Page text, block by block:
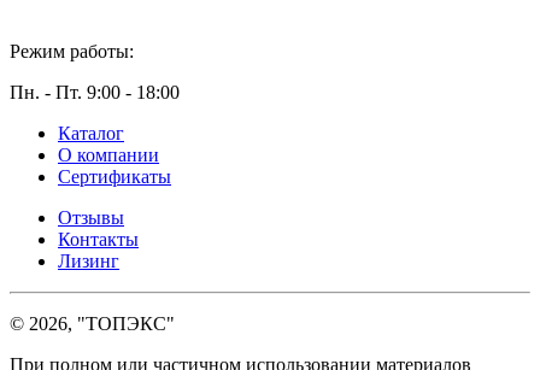
Режим работы:
Пн. - Пт. 9:00 - 18:00
Каталог
О компании
Сертификаты
Отзывы
Контакты
Лизинг
© 2026, "ТОПЭКС"
При полном или частичном использовании материалов